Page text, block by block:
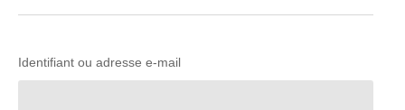
Identifiant ou adresse e-mail